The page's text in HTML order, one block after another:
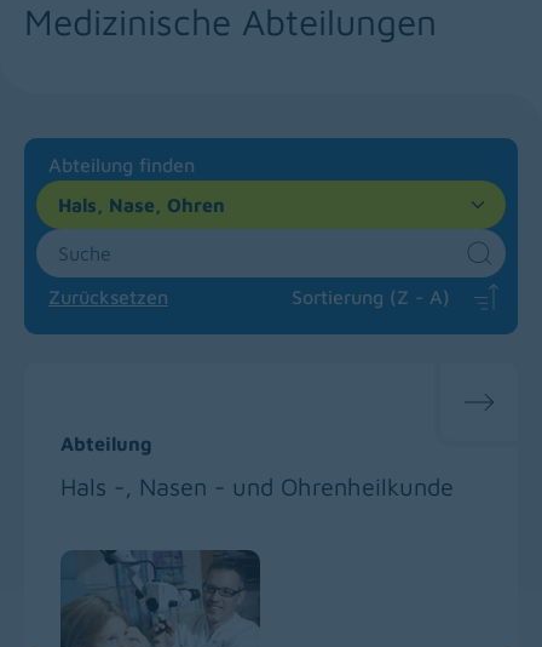
Medizinische Abteilungen
Abteilung finden
Hals, Nase, Ohren
Suche
Zurücksetzen Sortierung (Z - A)
Abteilung
Hals -, Nasen - und Ohrenheilkunde